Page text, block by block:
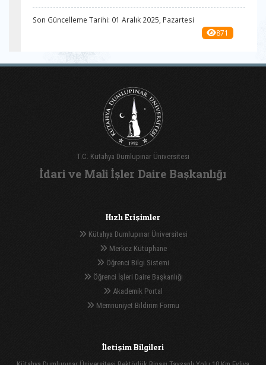
Son Güncelleme Tarihi: 01 Aralık 2025, Pazartesi
871
T.C. Kütahya Dumlupınar Üniversitesi
İdari ve Mali İşler Daire Başkanlığı
Hızlı Erişimler
Kütahya Dumlupınar Üniversitesi
Merkez Kütüphane
Öğrenci Bilgi Sistemi
Öğrenci İşleri Daire Başkanlığı
Akademik Portal
Memnuniyet Bildirim Formu
İletişim Bilgileri